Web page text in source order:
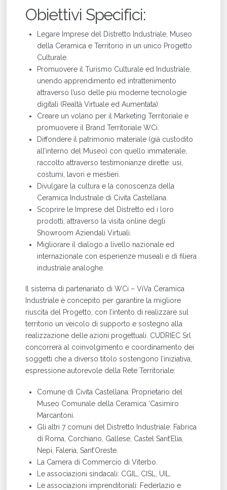
Obiettivi Specifici:
Legare Imprese del Distretto Industriale, Museo
della Ceramica e Territorio in un unico Progetto
Culturale.
Promuovere il Turismo Culturale ed Industriale,
unendo apprendimento ed intrattenimento
attraverso l’uso delle più moderne tecnologie
digitali (Realtà Virtuale ed Aumentata).
Creare un volano per il Marketing Territoriale e
promuovere il Brand Territoriale WCi.
Diffondere il patrimonio materiale (già custodito
all’interno del Museo) con quello immateriale,
raccolto attraverso testimonianze dirette: usi,
costumi, lavori e mestieri.
Divulgare la cultura e la conoscenza della
Ceramica Industriale di Civita Castellana.
Scoprire le Imprese del Distretto ed i loro
prodotti, attraverso la visita online degli
Showroom Aziendali Virtuali.
Migliorare il dialogo a livello nazionale ed
internazionale con esperienze museali e di filiera
industriale analoghe.
Il sistema di partenariato di WCi – ViVa Ceramica
Industriale è concepito per garantire la migliore
riuscita del Progetto, con l’intento di realizzare sul
territorio un veicolo di supporto e sostegno alla
realizzazione delle azioni progettuali. CUDRIEC Srl
concorrerà al coinvolgimento e coordinamento dei
soggetti che a diverso titolo sostengono l’iniziativa,
espressione autorevole della Rete Territoriale:
Comune di Civita Castellana: Proprietario del
Museo Comunale della Ceramica ‘Casimiro
Marcantoni.
Gli altri 7 comuni del Distretto Industriale: Fabrica
di Roma, Corchiano, Gallese, Castel Sant’Elia,
Nepi, Faleria, Sant’Oreste.
La Camera di Commercio di Viterbo.
Le associazioni sindacali: CGIL, CISL, UIL.
Le associazioni imprenditoriali: Federlazio e